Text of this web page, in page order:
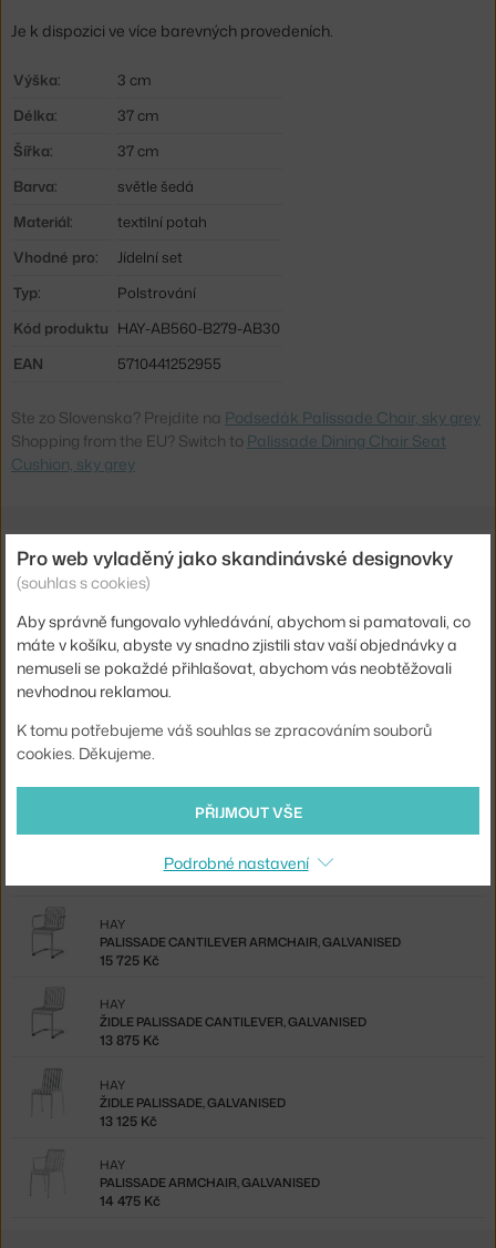
Je k dispozici ve více barevných provedeních.
Výška:
3 cm
Délka:
37 cm
Šířka:
37 cm
Barva:
světle šedá
Materiál:
textilní potah
Vhodné pro:
Jídelní set
Typ:
Polstrování
Kód produktu HAY-AB560-B279-AB30
EAN
5710441252955
Ste zo Slovenska? Prejdite na Podsedák Palissade Chair, sky grey
Shopping from the EU? Switch to Palissade Dining Chair Seat
Cushion, sky grey
Související produkty
ŽIDLE PALISSADE, SKY GREY
7 100 Kč
PALISSADE ARMCHAIR, SKY GREY
HAY
HAY
PALISSADE CANTILEVER ARMCHAIR, SKY GREY
PALISSADE CANTILEVER ARMCHAIR, GALVANISED
HAY
15 725 Kč
ŽIDLE PALISSADE CANTILEVER, GALVANISED
HAY
13 875 Kč
ŽIDLE PALISSADE, GALVANISED
HAY
13 125 Kč
PALISSADE ARMCHAIR, GALVANISED
HAY
14 475 Kč
Pro web vyladěný jako skandinávské designovky
(souhlas s cookies)
Aby správně fungovalo vyhledávání, abychom si pamatovali, co
máte v košíku, abyste vy snadno zjistili stav vaší objednávky a
nemuseli se pokaždé přihlašovat, abychom vás neobtěžovali
nevhodnou reklamou.
K tomu potřebujeme váš souhlas se zpracováním souborů
cookies. Děkujeme.
PŘIJMOUT VŠE
Podrobné nastavení